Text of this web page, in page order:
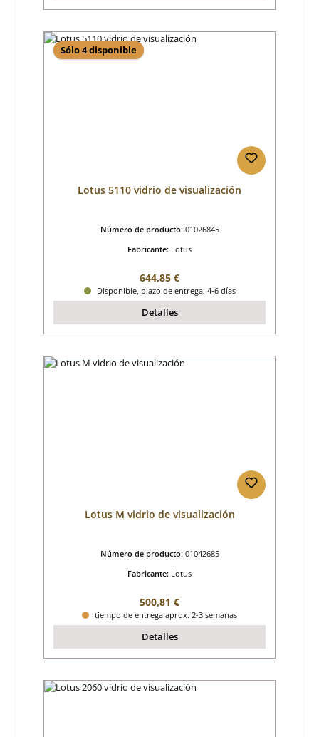
Sólo 4 disponible
Lotus 5110 vidrio de visualización
Número de producto: 01026845
Fabricante: Lotus
Precio normal:
644,85 €
Disponible, plazo de entrega: 4-6 días
Detalles
Lotus M vidrio de visualización
Número de producto: 01042685
Fabricante: Lotus
Precio normal:
500,81 €
tiempo de entrega aprox. 2-3 semanas
Detalles